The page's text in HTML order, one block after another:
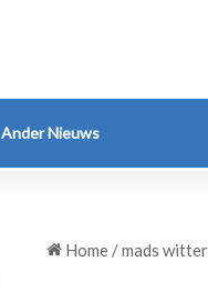
Ander Nieuws
Home /mads